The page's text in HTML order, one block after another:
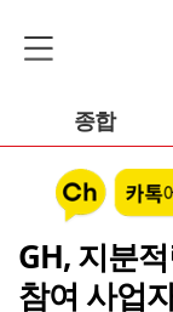
종합
GH, 지분
참여 사업